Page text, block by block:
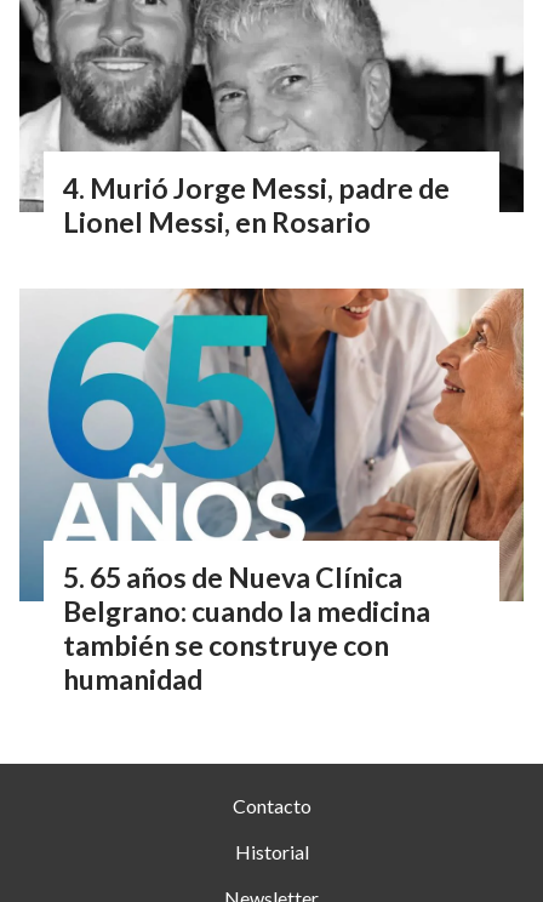
Murió Jorge Messi, padre de
Lionel Messi, en Rosario
65 años de Nueva Clínica
Belgrano: cuando la medicina
también se construye con
humanidad
Contacto
Historial